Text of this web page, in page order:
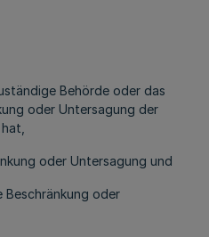
Behörde oder das
oder Untersagung der
oder Untersagung und
Beschränkung oder